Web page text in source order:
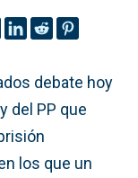
debate hoy
del PP que
los que un